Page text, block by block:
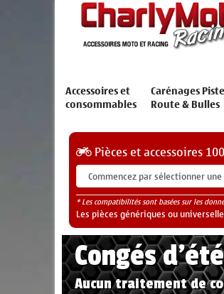
Accessoires et
consommables
Carénages
Route & Bulles
Pièces et accessoires
* Les compatibilités sont basées sur les
Les pièces génériques ou
Congés
Aucun traitement de